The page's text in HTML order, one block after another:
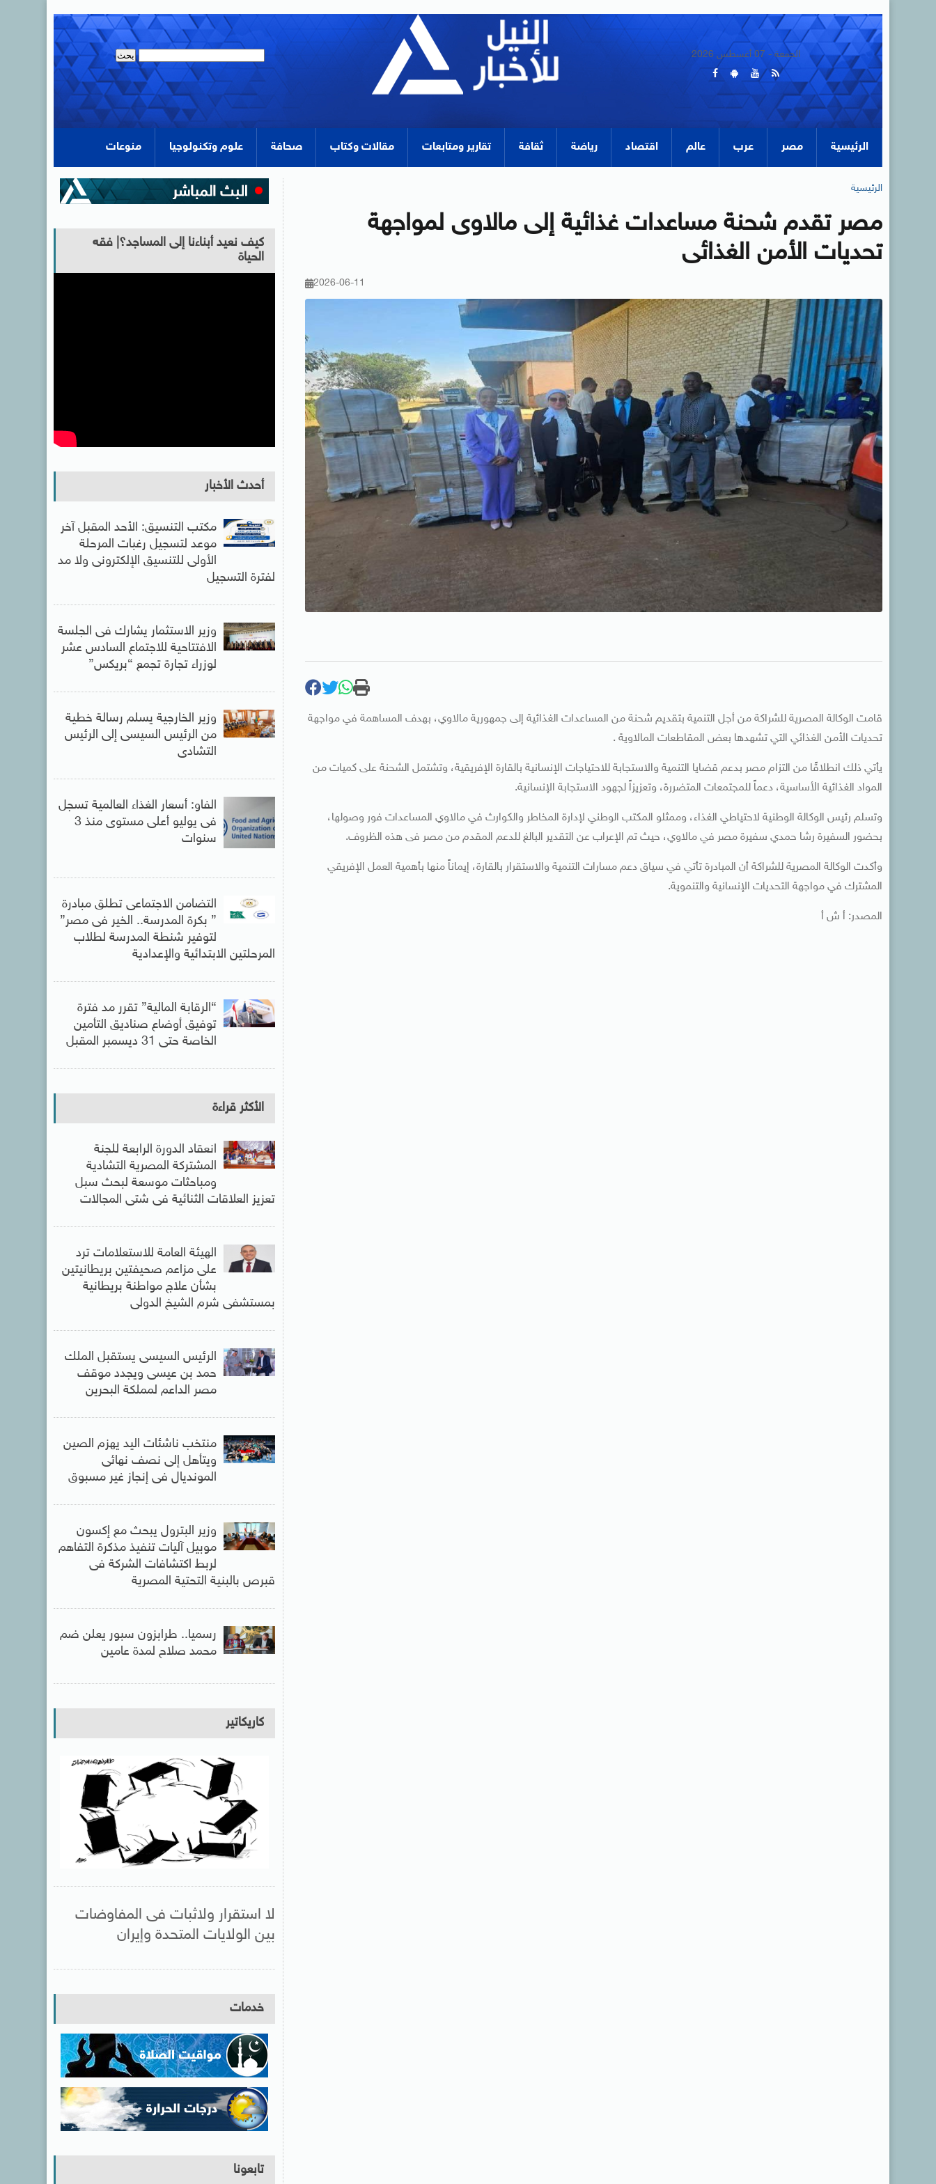
الجمعة - 07 أغسطس 2026
الرئيسية مصر عرب عالم اقتصاد رياضة ثقافة تقارير ومتابعات مقالات وكتاب صحافة علوم وتكنولوجيا منوعات
الرئيسية
مصر تقدم شحنة مساعدات غذائية إلى مالاوى لمواجهة
تحديات الأمن الغذائى
2026-06-11
قامت الوكالة المصرية للشراكة من أجل التنمية بتقديم شحنة من المساعدات الغذائية إلى جمهورية مالاوي، بهدف المساهمة في مواجهة
تحديات الأمن الغذائي التي تشهدها بعض المقاطعات المالاوية .
يأتي ذلك انطلاقًا من التزام مصر بدعم قضايا التنمية والاستجابة للاحتياجات الإنسانية بالقارة الإفريقية، وتشتمل الشحنة على كميات من
المواد الغذائية الأساسية، دعماً للمجتمعات المتضررة، وتعزيزاً لجهود الاستجابة الإنسانية.
وتسلم رئيس الوكالة الوطنية لاحتياطي الغذاء، وممثلو المكتب الوطني لإدارة المخاطر والكوارث في مالاوي المساعدات فور وصولها،
بحضور السفيرة رشا حمدي سفيرة مصر في مالاوي، حيث تم الإعراب عن التقدير البالغ للدعم المقدم من مصر فى هذه الظروف.
وأكدت الوكالة المصرية للشراكة أن المبادرة تأتي في سياق دعم مسارات التنمية والاستقرار بالقارة، إيماناً منها بأهمية العمل الإفريقي
المشترك في مواجهة التحديات الإنسانية والتنموية.
المصدر: أ ش أ
كيف نعيد أبناءنا إلى المساجد؟| فقه
الحياة
أحدث الأخبار
مكتب التنسيق: الأحد المقبل آخر
موعد لتسجيل رغبات المرحلة
الأولى للتنسيق الإلكترونى ولا مد
لفترة التسجيل
وزير الاستثمار يشارك فى الجلسة
الافتتاحية للاجتماع السادس عشر
لوزراء تجارة تجمع “بريكس”
وزير الخارجية يسلم رسالة خطية
من الرئيس السيسى إلى الرئيس
التشادى
الفاو: أسعار الغذاء العالمية تسجل
فى يوليو أعلى مستوى منذ 3
سنوات
التضامن الاجتماعى تطلق مبادرة
” بكرة المدرسة.. الخير فى مصر”
لتوفير شنطة المدرسة لطلاب
المرحلتين الابتدائية والإعدادية
“الرقابة المالية” تقرر مد فترة
توفيق أوضاع صناديق التأمين
الخاصة حتى 31 ديسمبر المقبل
الأكثر قراءة
انعقاد الدورة الرابعة للجنة
المشتركة المصرية التشادية
ومباحثات موسعة لبحث سبل
تعزيز العلاقات الثنائية فى شتى المجالات
الهيئة العامة للاستعلامات ترد
على مزاعم صحيفتين بريطانيتين
بشأن علاج مواطنة بريطانية
بمستشفى شرم الشيخ الدولى
الرئيس السيسى يستقبل الملك
حمد بن عيسى ويجدد موقف
مصر الداعم لمملكة البحرين
منتخب ناشئات اليد يهزم الصين
ويتأهل إلى نصف نهائى
المونديال فى إنجاز غير مسبوق
وزير البترول يبحث مع إكسون
موبيل آليات تنفيذ مذكرة التفاهم
لربط اكتشافات الشركة فى
قبرص بالبنية التحتية المصرية
رسميا.. طرابزون سبور يعلن ضم
محمد صلاح لمدة عامين
كاريكاتير
لا استقرار ولاثبات فى المفاوضات
بين الولايات المتحدة وإيران
خدمات
تابعونا